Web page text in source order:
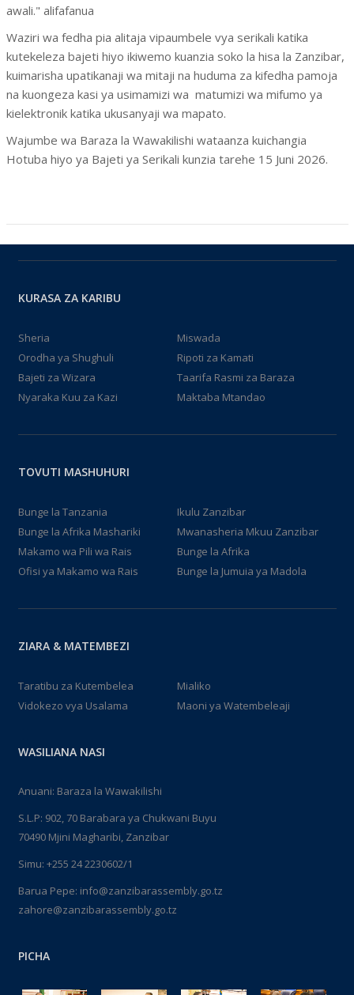
awali." alifafanua
Waziri wa fedha pia alitaja vipaumbele vya serikali katika
kutekeleza bajeti hiyo ikiwemo kuanzia soko la hisa la Zanzibar,
kuimarisha upatikanaji wa mitaji na huduma za kifedha pamoja
na kuongeza kasi ya usimamizi wa matumizi wa mifumo ya
kielektronik katika ukusanyaji wa mapato.
Wajumbe wa Baraza la Wawakilishi wataanza kuichangia
Hotuba hiyo ya Bajeti ya Serikali kunzia tarehe 15 Juni 2026.
KURASA ZA KARIBU
Sheria
Miswada
Orodha ya Shughuli
Ripoti za Kamati
Bajeti za Wizara
Taarifa Rasmi za Baraza
Nyaraka Kuu za Kazi
Maktaba Mtandao
TOVUTI MASHUHURI
Bunge la Tanzania
Ikulu Zanzibar
Bunge la Afrika Mashariki
Mwanasheria Mkuu Zanzibar
Makamo wa Pili wa Rais
Bunge la Afrika
Ofisi ya Makamo wa Rais
Bunge la Jumuia ya Madola
ZIARA & MATEMBEZI
Taratibu za Kutembelea
Mialiko
Vidokezo vya Usalama
Maoni ya Watembeleaji
WASILIANA NASI
Anuani: Baraza la Wawakilishi
S.L.P: 902, 70 Barabara ya Chukwani Buyu
70490 Mjini Magharibi, Zanzibar
Simu: +255 24 2230602/1
Barua Pepe: info@zanzibarassembly.go.tz
zahore@zanzibarassembly.go.tz
PICHA